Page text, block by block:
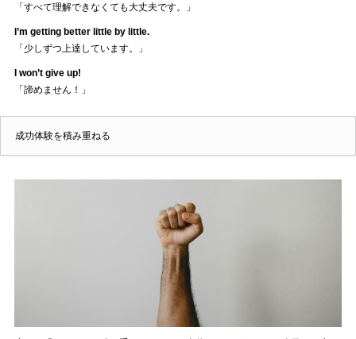
「すべて理解できなくても大丈夫です。」
I’m getting better little by little.
「少しずつ上達しています。」
I won’t give up!
「諦めません！」
成功体験を積み重ねる